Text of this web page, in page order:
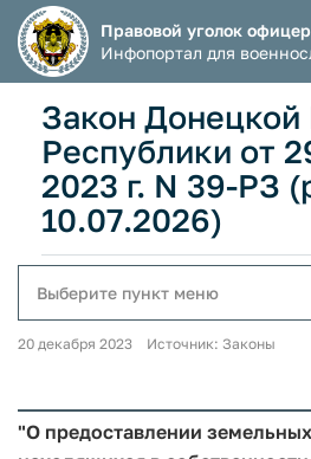
Правовой уголок
Инфопортал для
Закон
Республики от
2023 г. N 39-РЗ
10.07.2026)
Выберите пункт меню
20 декабря 2023 Источник: Законы
"О предоставлении